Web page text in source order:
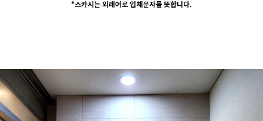
*스카시는 외래어로 입체문자를 뜻합니다.